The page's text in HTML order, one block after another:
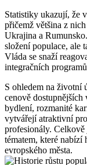
Statistiky ukazují, že
přičemž většina z
Ukrajina a
složení populace, ale
Vláda se snaží
integračních
S ohledem na životní
cenově
bydlení, rozmanité
vytvářejí atraktivní
profesionály.
tématem, které
evropského města.